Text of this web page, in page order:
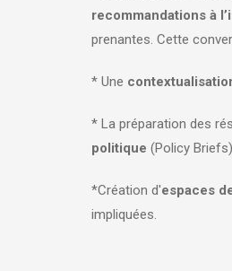
recommandations à
prenantes. Cette
* Une
* La préparation des
politique (Policy
*Création d'espaces
impliquées.